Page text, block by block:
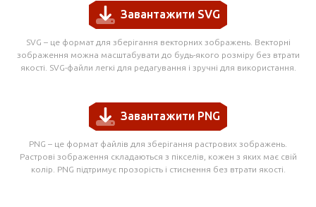
Завантажити SVG
SVG – це формат для зберігання векторних зображень. Векторні
зображення можна масштабувати до будь-якого розміру без втрати
якості. SVG-файли легкі для редагування і зручні для використання.
Завантажити PNG
PNG – це формат файлів для зберігання растрових зображень.
Растрові зображення складаються з пікселів, кожен з яких має свій
колір. PNG підтримує прозорість і стиснення без втрати якості.